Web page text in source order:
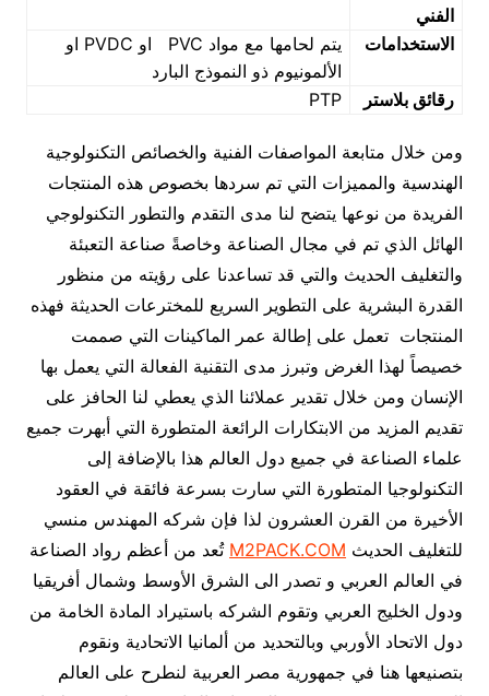
الفني
الاستخدامات
يتم لحامها مع مواد PVC او PVDC او
الألمونيوم ذو النموذج البارد
رقائق بلاستر
PTP
ومن خلال متابعة المواصفات الفنية والخصائص التكنولوجية
الهندسية والمميزات التي تم سردها بخصوص هذه المنتجات
الفريدة من نوعها يتضح لنا مدى التقدم والتطور التكنولوجي
الهائل الذي تم في مجال الصناعة وخاصةً صناعة التعبئة
والتغليف الحديث والتي قد تساعدنا على رؤيته من منظور
القدرة البشرية على التطوير السريع للمخترعات الحديثة فهذه
المنتجات تعمل على إطالة عمر الماكينات التي صممت
خصيصاً لهذا الغرض وتبرز مدى التقنية الفعالة التي يعمل بها
الإنسان ومن خلال تقدير عملائنا الذي يعطي لنا الحافز على
تقديم المزيد من الابتكارات الرائعة المتطورة التي أبهرت جميع
علماء الصناعة في جميع دول العالم هذا بالإضافة إلى
التكنولوجيا المتطورة التي سارت بسرعة فائقة في العقود
الأخيرة من القرن العشرون لذا فإن شركه المهندس منسي
للتغليف الحديث M2PACK.COM تُعد من أعظم رواد الصناعة
في العالم العربي و تصدر الى الشرق الأوسط وشمال أفريقيا
ودول الخليج العربي وتقوم الشركه باستيراد المادة الخامة من
دول الاتحاد الأوربي وبالتحديد من ألمانيا الاتحادية ونقوم
بتصنيعها هنا في جمهورية مصر العربية لنطرح على العالم